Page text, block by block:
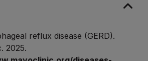
reflux disease (GERD).
2025.